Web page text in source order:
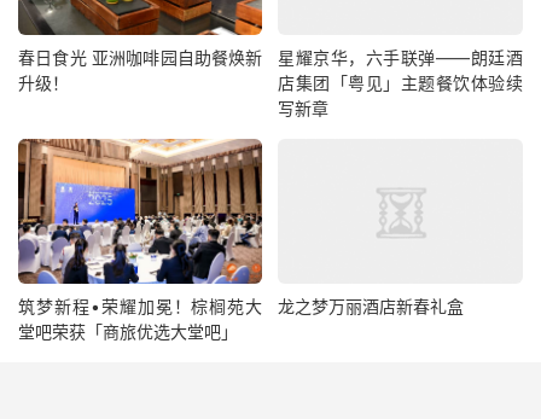
春日食光 亚洲咖啡园自助餐焕新
升级！
星耀京华，六手联弹——朗廷酒
店集团「粤见」主题餐饮体验续
写新章
筑梦新程•荣耀加冕！棕榈苑大
堂吧荣获「商旅优选大堂吧」
龙之梦万丽酒店新春礼盒